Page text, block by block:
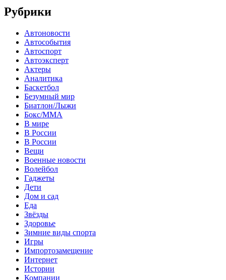
Рубрики
Автоновости
Автособытия
Автоспорт
Автоэксперт
Актеры
Аналитика
Баскетбол
Безумный мир
Биатлон/Лыжи
Бокс/MMA
В мире
В России
В России
Вещи
Военные новости
Волейбол
Гаджеты
Дети
Дом и сад
Еда
Звёзды
Здоровье
Зимние виды спорта
Игры
Импортозамещение
Интернет
Истории
Компании